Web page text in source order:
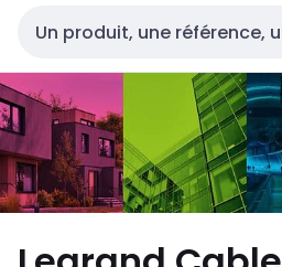
Entrée de recherche